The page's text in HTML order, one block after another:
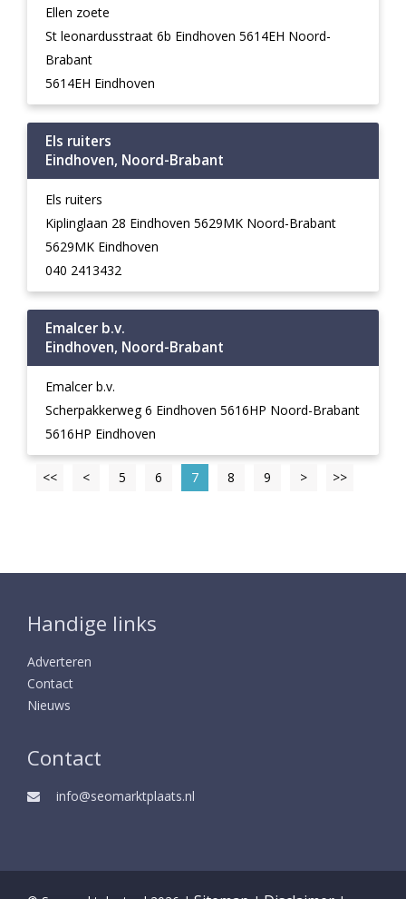
Ellen zoete
St leonardusstraat 6b Eindhoven 5614EH Noord-
Brabant
5614EH Eindhoven
Els ruiters
Eindhoven, Noord-Brabant
Els ruiters
Kiplinglaan 28 Eindhoven 5629MK Noord-Brabant
5629MK Eindhoven
040 2413432
Emalcer b.v.
Eindhoven, Noord-Brabant
Emalcer b.v.
Scherpakkerweg 6 Eindhoven 5616HP Noord-Brabant
5616HP Eindhoven
<< < 5 6 7 8 9 > >>
Handige links
Adverteren
Contact
Nieuws
Contact
info@seomarktplaats.nl